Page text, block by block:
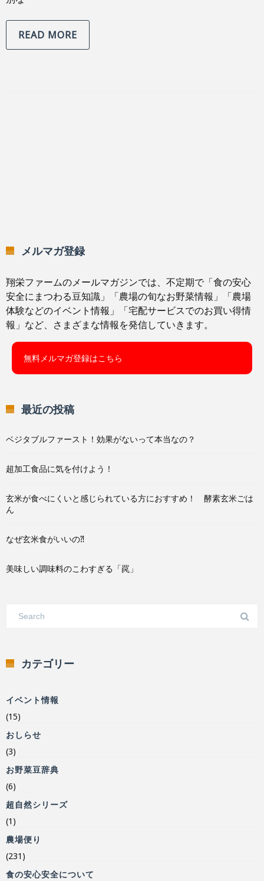
READ MORE
メルマガ登録
翔栄ファームのメールマガジンでは、不定期で「食の安心
安全にまつわる豆知識」「農場の旬なお野菜情報」「農場
体験などのイベント情報」「宅配サービスでのお買い得情
報」など、さまざまな情報を発信していきます。
無料メルマガ登録はこちら
最近の投稿
ベジタブルファースト！効果がないって本当なの？
超加工食品に気を付けよう！
玄米が食べにくいと感じられている方におすすめ！ 酵素玄米ごは
ん
なぜ玄米食がいいの⁈
美味しい調味料のこわすぎる「罠」
カテゴリー
イベント情報
(15)
おしらせ
(3)
お野菜豆辞典
(6)
超自然シリーズ
(1)
農場便り
(231)
食の安心安全について